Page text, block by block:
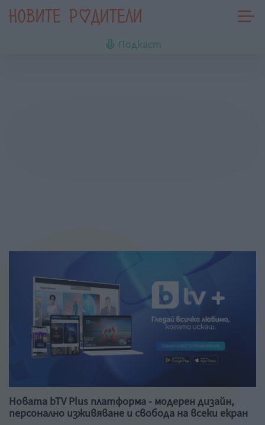
Подкаст
Новата bTV Plus платформа - модерен дизайн,
персонално изживяване и свобода на всеки екран